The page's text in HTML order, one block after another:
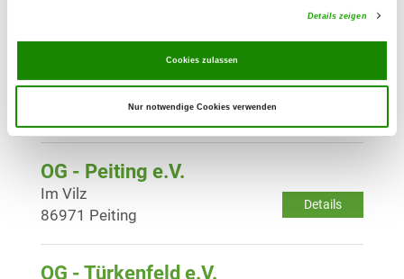
Details zeigen
Cookies zulassen
Nur notwendige Cookies verwenden
OG - Mering e.V.
Hermann-Löns-Straße
86415 Mering
OG - Peiting e.V.
Details
Im Vilz
86971 Peiting
OG - Türkenfeld e.V.